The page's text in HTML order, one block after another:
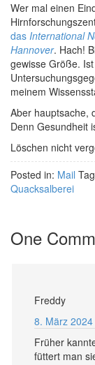
Wer mal einen
das International
Hannover. Hach!
gewisse Größe.
meinem
Aber hauptsache,
Denn Gesundheit
Löschen nicht
Posted in: Mail
Quacksalberei
One
Freddy
8. März
Früher
füttert man